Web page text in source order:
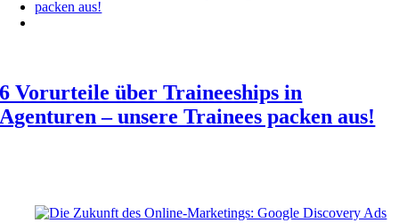
6 Vorurteile über Traineeships in
Agenturen – unsere Trainees packen aus!